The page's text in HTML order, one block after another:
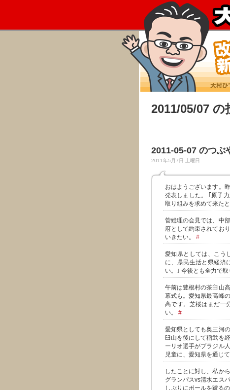
2011/05/07 の
2011-05-07 のつぶ
2011年5月7日 土曜日
おはようございます。
発表しました。 ｢原子
取り組みを求めて来た
菅総理の会見では、中
府として約束されてお
いきたい。 #
愛知県としては、こう
に、県民生活と県経済
い。｣ 今後とも全力で
午前は豊根村の茶臼山
幕式も。愛知県最高峰
高です。芝桜はまだ一
い。 #
愛知県としても奥三河
臼山を後にして稲武を
ーリオ選手がブラジル
児童に、愛知県を通じ
したことに対し、私か
グランパスvs清水エス
しぶりにボールを蹴る